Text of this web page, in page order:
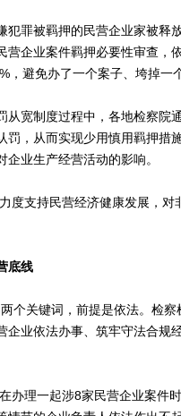
罪被羁押的民营企业家被释
营企业案件羁押必要性审查，
，避免办了一个案子、垮掉一
宽制度过程中，各地检察院
罚，从而实现少用慎用羁押措
业生产经营活动的影响。
支持民营经济健康发展，对
底线
个关键词，前提是依法。检察
企业依法办事、筑牢守法合规
理一起涉8家民营企业案件